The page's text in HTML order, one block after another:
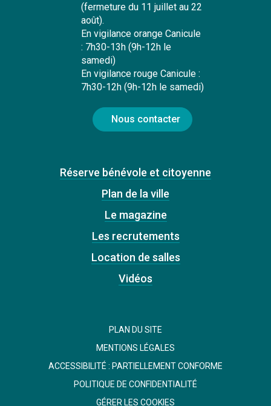
(fermeture du 11 juillet au 22
août).
En vigilance orange Canicule
: 7h30-13h (9h-12h le
samedi)
En vigilance rouge Canicule :
7h30-12h (9h-12h le samedi)
Nous contacter
Réserve bénévole et citoyenne
Plan de la ville
Le magazine
Les recrutements
Location de salles
Vidéos
PLAN DU SITE
MENTIONS LÉGALES
ACCESSIBILITÉ : PARTIELLEMENT CONFORME
POLITIQUE DE CONFIDENTIALITÉ
GÉRER LES COOKIES